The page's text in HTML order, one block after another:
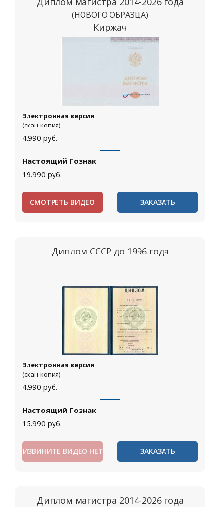
(НОВОГО ОБРАЗЦА)
Киржач
Электронная версия
(скан-копия)
4.990 руб.
Настоящий Гознак
19.990 руб.
СМОТРЕТЬ ВИДЕО ЗАКАЗАТЬ
Диплом СССР до 1996 года
Электронная версия
(скан-копия)
4.990 руб.
Настоящий Гознак
15.990 руб.
ИЗВИНИТЕ ВИДЕО НЕТ ЗАКАЗАТЬ
Диплом магистра 2014-2026 года